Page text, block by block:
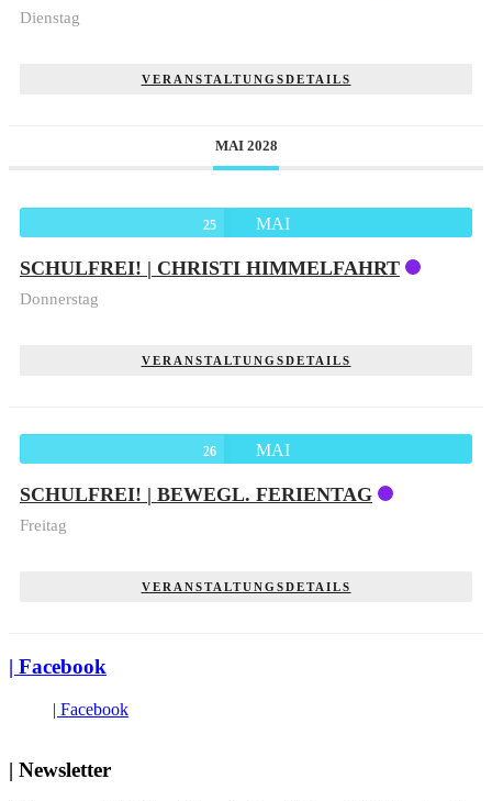
Dienstag
VERANSTALTUNGSDETAILS
MAI 2028
25 MAI
SCHULFREI! | CHRISTI HIMMELFAHRT
Donnerstag
VERANSTALTUNGSDETAILS
26 MAI
SCHULFREI! | BEWEGL. FERIENTAG
Freitag
VERANSTALTUNGSDETAILS
| Facebook
| Facebook
| Newsletter